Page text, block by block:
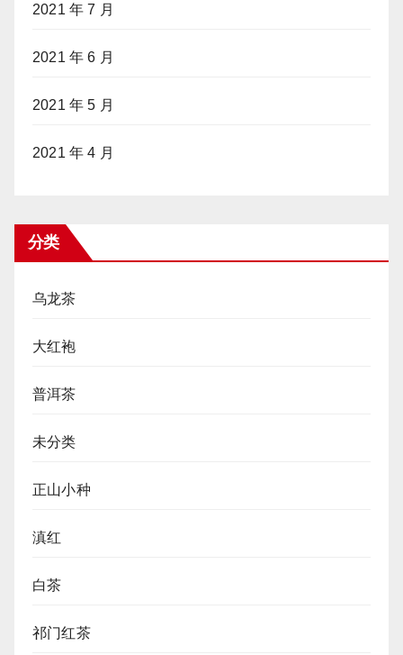
2021 年 7 月
2021 年 6 月
2021 年 5 月
2021 年 4 月
分类
乌龙茶
大红袍
普洱茶
未分类
正山小种
滇红
白茶
祁门红茶